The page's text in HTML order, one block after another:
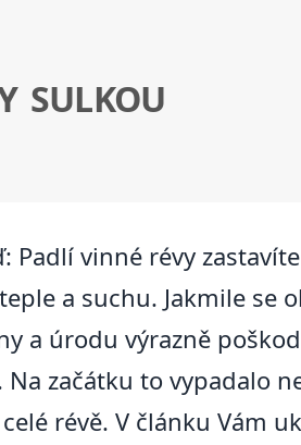
SULKOU
Padlí vinné révy
a suchu. Jakmile se
a úrodu výrazně
začátku to vypadalo
révě. V článku Vám